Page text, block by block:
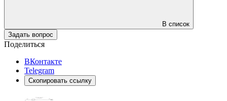
В список
Задать вопрос
Поделиться
ВКонтакте
Telegram
Скопировать ссылку